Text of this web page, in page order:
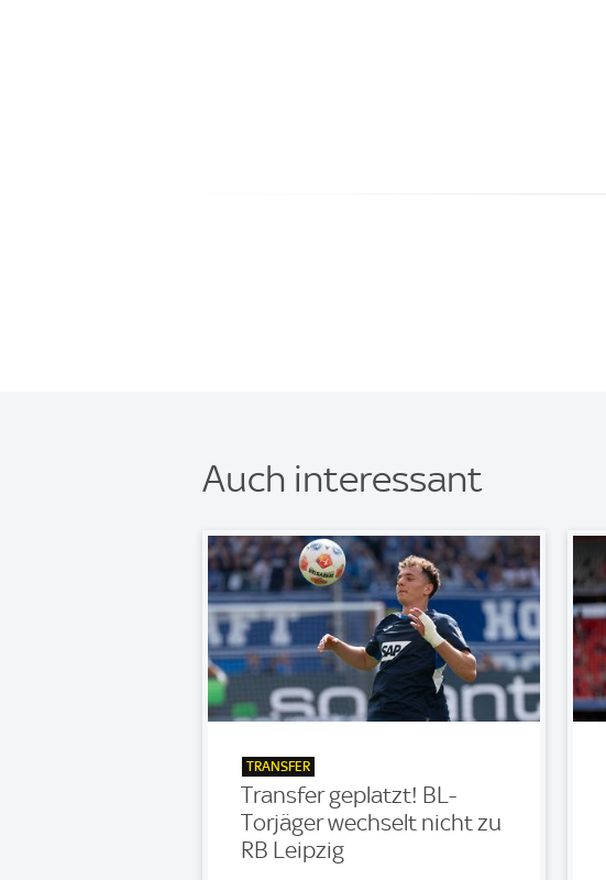
Auch interessant
TRANSFER
Transfer geplatzt! BL-
Torjäger wechselt nicht zu
RB Leipzig